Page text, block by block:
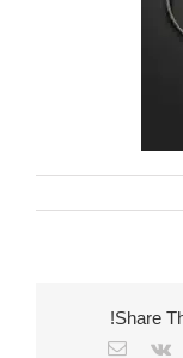
Share
Vk
Email